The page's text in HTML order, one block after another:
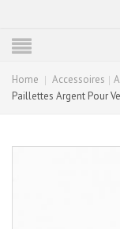
Home Accessoires
Paillettes Argent Pour